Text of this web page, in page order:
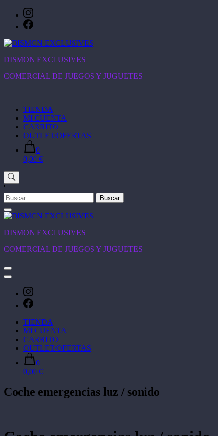
contenido
DISMON EXCLUSIVES
COMERCIAL DE JUEGOS Y JUGUETES
TIENDA
MI CUENTA
CARRITO
OUTLET/OFERTAS
0
0,00 €
'
Buscar:
DISMON EXCLUSIVES
COMERCIAL DE JUEGOS Y JUGUETES
TIENDA
MI CUENTA
CARRITO
OUTLET/OFERTAS
0
0,00 €
Coche emergencias luz / sonido